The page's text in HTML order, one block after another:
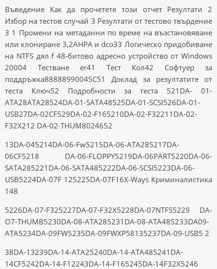
Въведение Как да прочетете този отчет Резултати 2
Избор на тестов случай 3 Резултати от тестово твърдение
3 1 Промени на метаданни по време на възстановяване
или клониране 3,2AHPA и dco33 Логическо придобиване
на NTFS дял f 48-битово адресно устройство от Windows
20004 Тестване er41 Тест Кол42 Софтуер за
поддръжка88888990045C51 Доклад за резултатите от
теста Ключ52 Подробности за теста 521DA- 01-
ATA28ATA28524DA-01-SATA48525DA-01-SCSI526DA-01-
USB27DA-02CF529DA-02-F165210DA-02-F32211DA-02-
F32X212 DA-02-THUM8024652
13DA-045214DA-06-Fw5215DA-06-ATA285217DA-
06CF5218 DA-06-FLOPPY5219DA-06PART5220DA-06-
SATA285221DA-06-SATA485222DA-06-SCSI5223DA-06-
USB5224DA-07F 125225DA-07F16X-Ways Криминалистика
148
5226DA-07-F325227DA-07-F32X5228DA-07NTFS5229 DA-
O7-THUMB5230DA-08-ATA285231DA-08-ATA485233DA09-
ATA5234DA-09FW5235DA-09FWXP58135237DA-09-USB5 2
38DA-13239DA-14-ATA25240DA-14-ATA485241DA-
14CF5242DA-14-F12243DA-14-F165245DA-14F32X5246